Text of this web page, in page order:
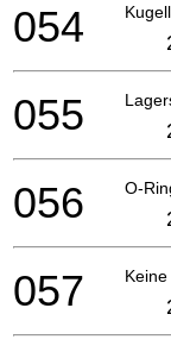
054
055
O-
056
057